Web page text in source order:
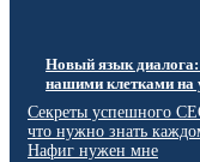
Новый язык
нашими клетками на
Секреты успешного
что нужно знать
Нафиг нужен мне